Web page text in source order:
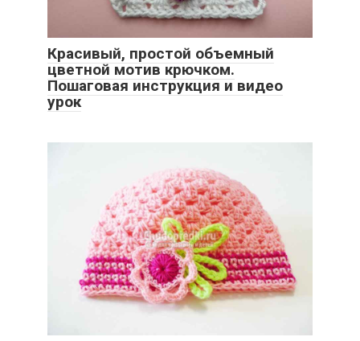
Красивый, простой объемный
цветной мотив крючком.
Пошаговая инструкция и видео
урок